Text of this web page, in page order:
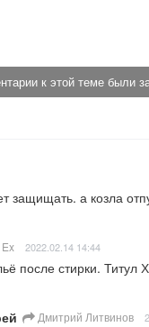
к этой теме были
защищать. а козла
2022.02.14 14:44
после стирки. Титул
Дмитрий Литвинов